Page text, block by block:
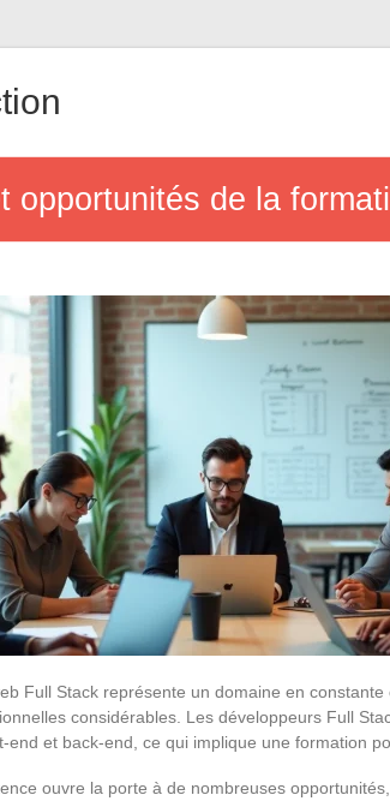
opportunités de la
Full Stack représente un domaine en
considérables. Les développeurs Full
end et back-end, ce qui implique une formation
ouvre la porte à de nombreuses